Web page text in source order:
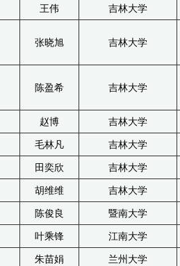
王伟 吉林大学
张晓旭 吉林大学
陈盈希 吉林大学
赵博 吉林大学
毛林凡 吉林大学
田奕欣 吉林大学
胡维维 吉林大学
陈俊良 暨南大学
叶乘锋 江南大学
朱苗娟 兰州大学